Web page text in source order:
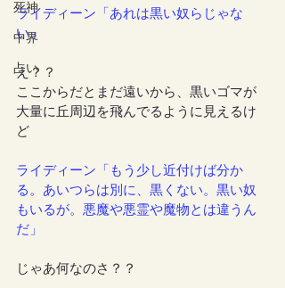
死神
中界
占い
ライディーン「あれは黒い奴らじゃな
い」
え？？
ここからだとまだ遠いから、黒いゴマが
大量に丘周辺を飛んでるように見えるけ
ど
ライディーン「もう少し近付けば分か
る。あいつらは別に、黒くない。黒い奴
もいるが。悪魔や悪霊や魔物とは違うん
だ」
じゃあ何なのさ？？